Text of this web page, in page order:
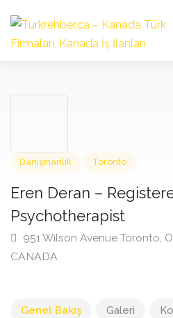
Eren Deran –
Psychotherapist
951 Wilson Avenue
Genel Bakış Galeri